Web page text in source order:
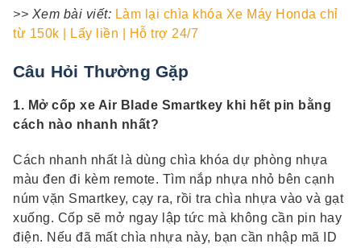
>> Xem bài viết: Làm lại chìa khóa Xe Máy Honda chỉ
từ 150k | Lấy liền | Hỗ trợ 24/7
Câu Hỏi Thường Gặp
1. Mở cốp xe Air Blade Smartkey khi hết pin bằng
cách nào nhanh nhất?
Cách nhanh nhất là dùng chìa khóa dự phòng nhựa
màu đen đi kèm remote. Tìm nắp nhựa nhỏ bên cạnh
núm vặn Smartkey, cạy ra, rồi tra chìa nhựa vào và gạt
xuống. Cốp sẽ mở ngay lập tức mà không cần pin hay
điện. Nếu đã mất chìa nhựa này, bạn cần nhập mã ID